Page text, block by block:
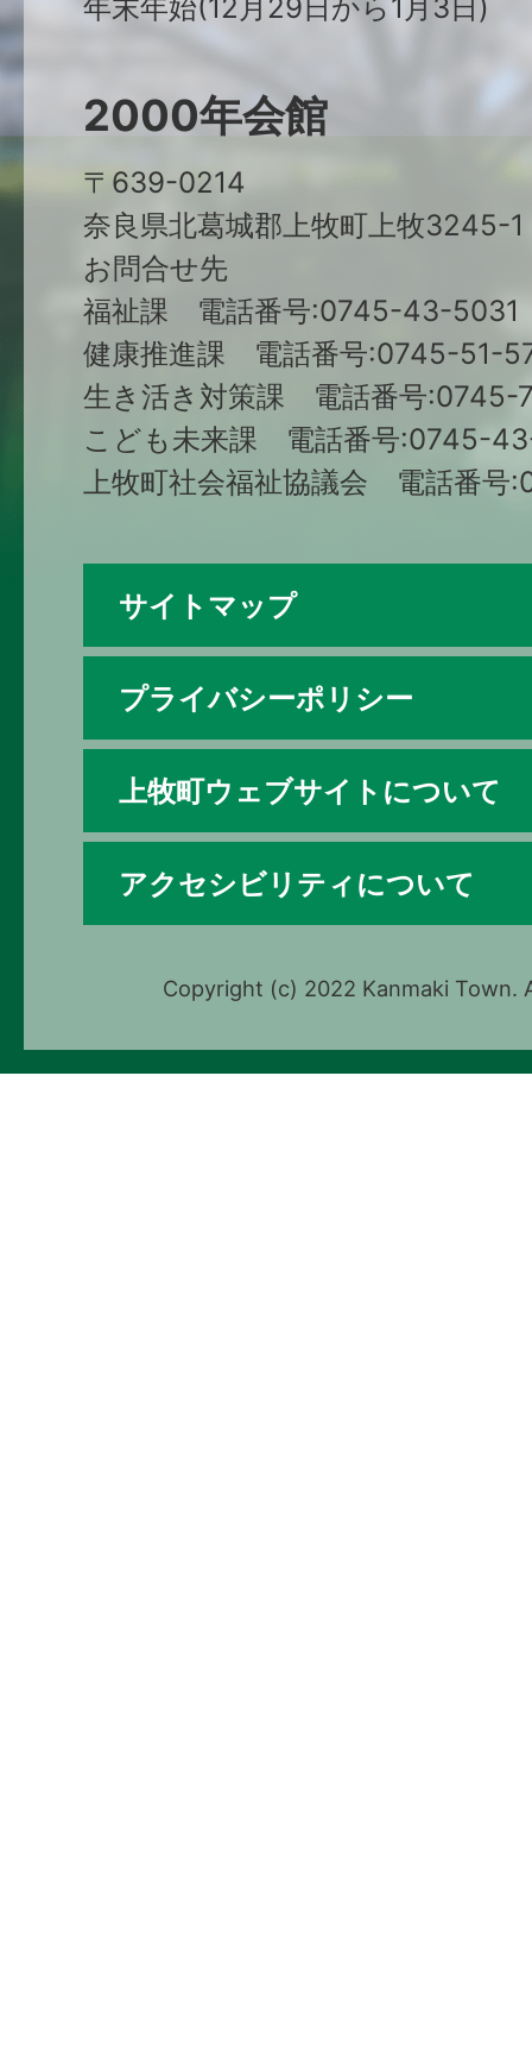
年末年始(12月29日から1月3日)
2000年会館
〒639-0214
奈良県北葛城郡上牧町上牧3245-1
お問合せ先
福祉課 電話番号:0745-43-5031
健康推進課 電話番号:0745-51-
生き活き対策課 電話番号:0745-
こども未来課 電話番号:0745-
上牧町社会福祉協議会 電話番
サイトマップ
プライバシーポリシー
上牧町ウェブサイトについて
アクセシビリティについて
Copyright (c) 2022 Kanmaki Town.